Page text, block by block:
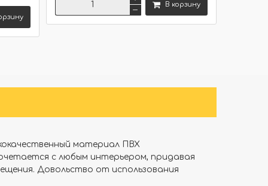
В корзину
материал ПВХ
с любым интерьером, придавая
Довольство от использования